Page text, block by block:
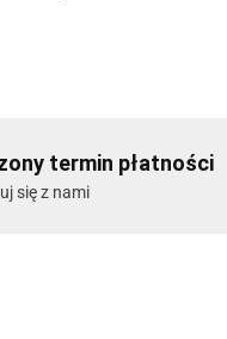
termin płatności
się z nami